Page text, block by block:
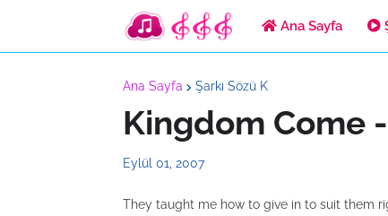
Ana Sayfa
Ana Sayfa Şarkı Sözü K
Kingdom Come
Eylül 01, 2007
They taught me how to give in to suit them